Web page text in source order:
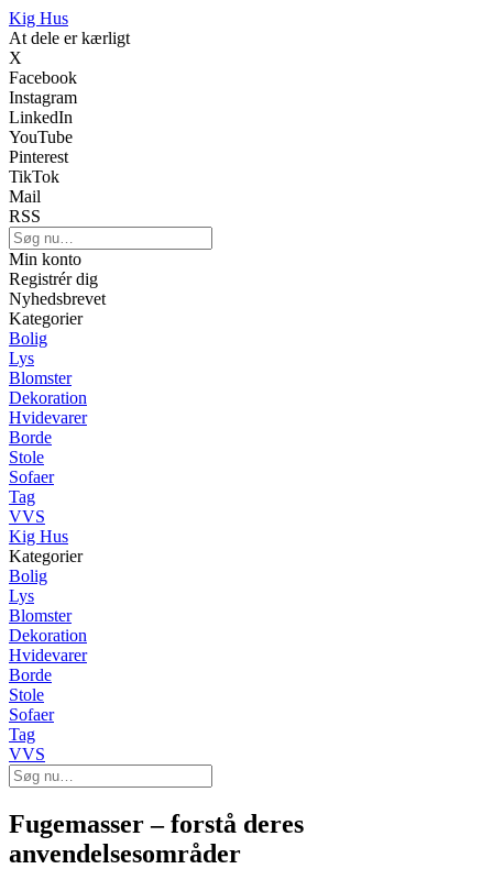
Kig Hus
At dele er kærligt
X
Facebook
Instagram
LinkedIn
YouTube
Pinterest
TikTok
Mail
RSS
Min konto
Registrér dig
Nyhedsbrevet
Kategorier
Bolig
Lys
Blomster
Dekoration
Hvidevarer
Borde
Stole
Sofaer
Tag
VVS
Kig Hus
Kategorier
Bolig
Lys
Blomster
Dekoration
Hvidevarer
Borde
Stole
Sofaer
Tag
VVS
Fugemasser – forstå deres
anvendelsesområder